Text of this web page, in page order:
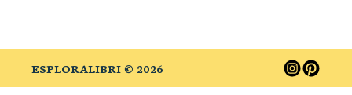
ESPLORALIBRI © 2026